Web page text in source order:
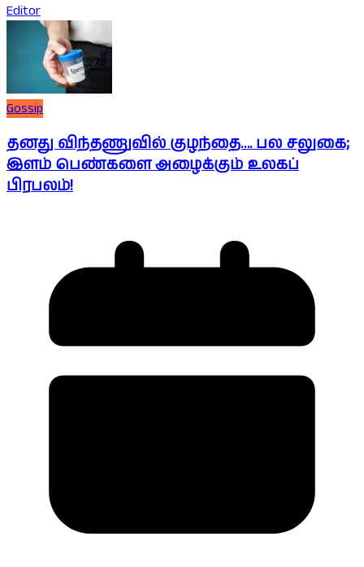
Editor
Gossip
தனது விந்தணுவில் குழந்தை…. பல சலுகை;
இளம் பெண்களை அழைக்கும் உலகப்
பிரபலம்!